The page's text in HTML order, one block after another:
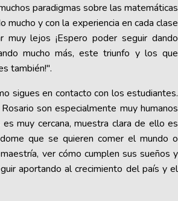
paradigmas sobre las matemáticas
mucho y con la experiencia en cada clase
muy lejos ¡Espero poder seguir dando
mucho más, este triunfo y los que
también!".
sigues en contacto con los estudiantes.
son especialmente muy humanos
muy cercana, muestra clara de ello es
que se quieren comer el mundo o
ver cómo cumplen sus sueños y
aportando al crecimiento del país y el